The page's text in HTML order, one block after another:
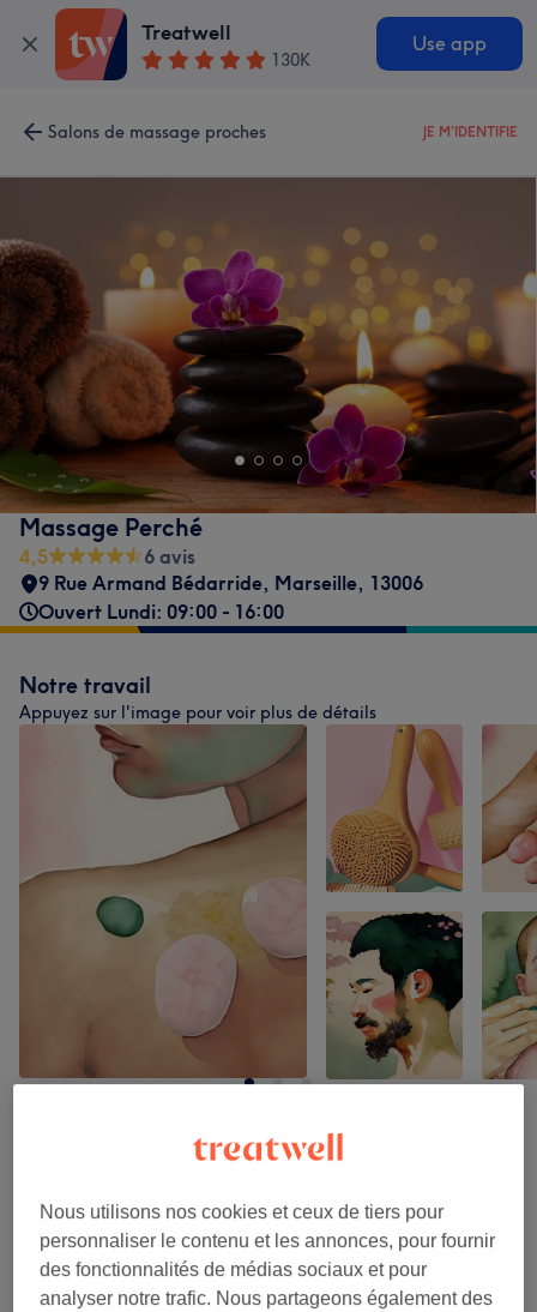
Treatwell
130K
Use app
Salons de massage proches JE M'IDENTIFIE
Massage Perché
4,5
6 avis
9 Rue Armand Bédarride, Marseille, 13006
Ouvert Lundi: 09:00 - 16:00
Notre travail
Appuyez sur l'image pour voir plus de détails
Avis sur l'établissement
4,5
Nous utilisons nos cookies et ceux de tiers pour
personnaliser le contenu et les annonces, pour fournir
des fonctionnalités de médias sociaux et pour
analyser notre trafic. Nous partageons également des